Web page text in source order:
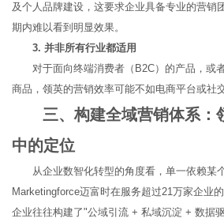
及个人品牌建设，这要求企业具备专业的营销
期内难以看到明显效果。
3. 并非所有行业都适用
对于面向终端消费者（B2C）的产品，或
商品，领英的营销效率可能不如电商平台或社
三、构建全域营销体系：
中的定位
从企业数智化转型的角度看，单一依赖某
Marketingforce迈富时在服务超过21万家企业
企业往往构建了"公域引流 + 私域沉淀 + 数据